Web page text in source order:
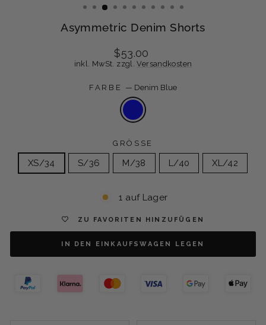
Asymmetric Denim Shorts
Normaler
Preis
$53.00
inkl. MwSt. zzgl.Versandkosten
FARBE — Denim Blue
GRÖSSE
XS/34 S/36 M/38 L/40 XL/42
1 auf Lager
ZU FAVORITEN HINZUFÜGEN
IN DEN EINKAUFSWAGEN LEGEN